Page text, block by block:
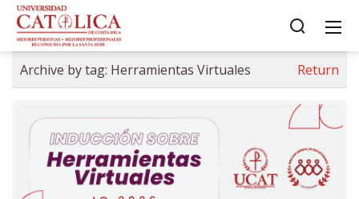
Archive by tag: Herramientas Virtuales Return